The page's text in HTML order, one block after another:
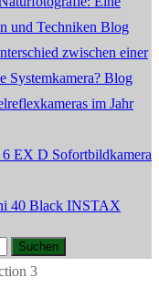
und Techniken Blog
zwischen einer
Systemkamera? Blog
im Jahr
EX D Sofortbildkamera
40 Black INSTAX
3